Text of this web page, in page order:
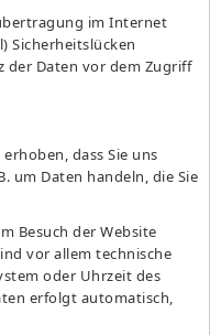
im Internet
Sicherheitslücken
der Daten vor dem Zugriff
dass Sie uns
um Daten handeln, die Sie
Besuch der Website
vor allem technische
oder Uhrzeit des
erfolgt automatisch,